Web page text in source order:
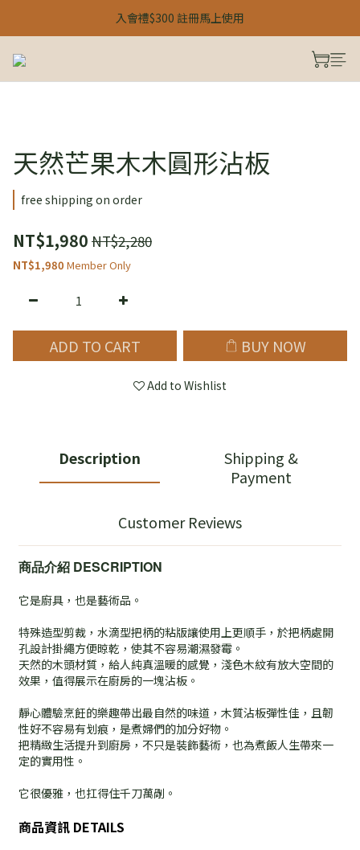
【 24H 快閃：春季雙人限定 】
入會禮$300 註冊馬上使用
天然芒果⽊木圓形沾板
free shipping on order
NT$1,980 NT$2,280
NT$1,980 Member Only
ADD TO CART BUY NOW
Add to Wishlist
Description
Shipping &
Payment
Customer Reviews
商品介紹 DESCRIPTION
它是廚具，也是藝術品。
特殊造型剪裁，水滴型把柄的粘版讓使用上更順手，於把柄處開
孔設計掛繩方便晾乾，使其不容易潮濕發霉。
天然的木頭材質，給人純真溫暖的感覺，淺色木紋有放大空間的
效果，值得展示在廚房的一塊沾板。
靜心體驗烹飪的樂趣帶出最自然的味道，木質沾板彈性佳，且韌
性好不容易有划痕，是煮婦們的加分好物。
把精緻生活提升到廚房，不只是裝飾藝術，也為煮飯人生帶來一
定的實用性。
它很優雅，也扛得住千刀萬剮。
商品資訊 DETAILS